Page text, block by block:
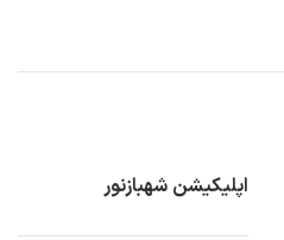
اپلیکیشن شهبازنور